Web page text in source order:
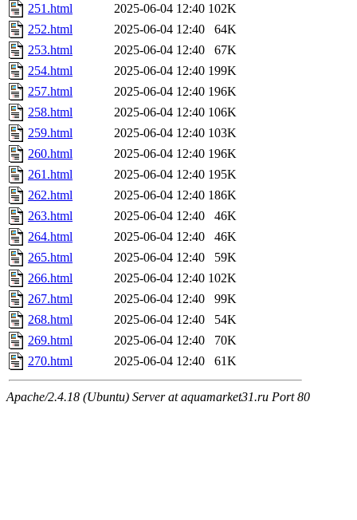
251.html
2025-06-04 12:40 102K
252.html
2025-06-04 12:40
64K
253.html
2025-06-04 12:40
67K
254.html
2025-06-04 12:40 199K
257.html
2025-06-04 12:40 196K
258.html
2025-06-04 12:40 106K
259.html
2025-06-04 12:40 103K
260.html
2025-06-04 12:40 196K
261.html
2025-06-04 12:40 195K
262.html
2025-06-04 12:40 186K
263.html
2025-06-04 12:40
46K
264.html
2025-06-04 12:40
46K
265.html
2025-06-04 12:40
59K
266.html
2025-06-04 12:40 102K
267.html
2025-06-04 12:40
99K
268.html
2025-06-04 12:40
54K
269.html
2025-06-04 12:40
70K
270.html
2025-06-04 12:40 61K
Apache/2.4.18 (Ubuntu) Server at aquamarket31.ru Port 80